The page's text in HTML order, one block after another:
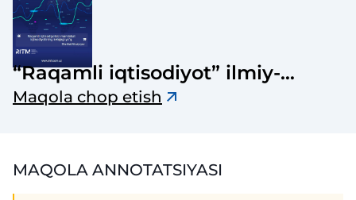
“Raqamli iqtisodiyot” ilmiy-
elektron jurnali
Maqola chop etish
MAQOLA ANNOTATSIYASI